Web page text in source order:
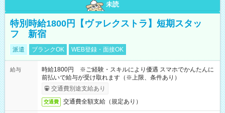
未読
特別時給1800円【ヴァレクストラ】短期スタッ
フ 新宿
派遣 ブランクOK WEB登録・面接OK
給与
時給1800円 ※ご経験・スキルにより優遇 スマホでかんたんに
前払いで給与が受け取れます（※上限、条件あり）
交通費別途支給あり
交通費 交通費全額支給（規定あり）